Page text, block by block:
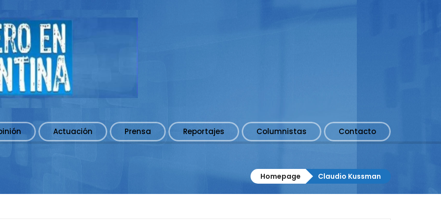
Actuación Prensa Reportajes Columnistas Contacto
Homepage Claudio Kussman